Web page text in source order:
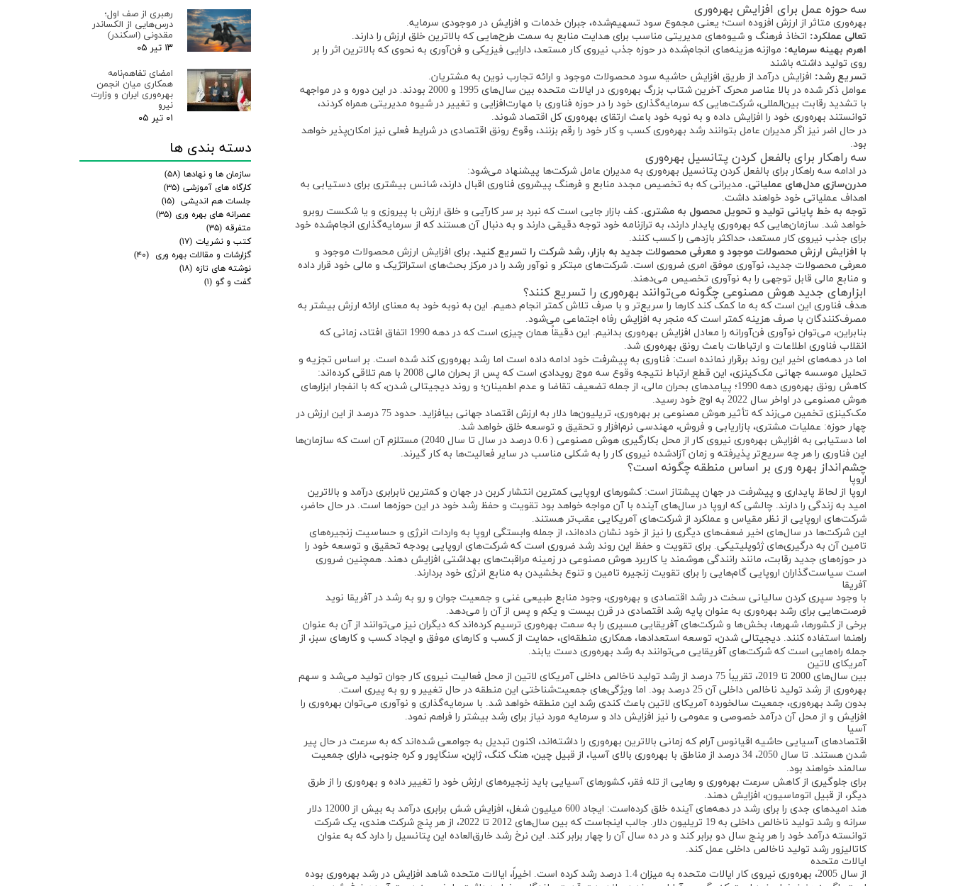
سه حوزه عمل برای افزایش بهره‌وری
بهره‌وری متاثر از ارزش افزوده است؛ یعنی مجموع سود تسهیم‌شده، جبران خدمات و افزایش در موجودی سرمایه.
تعالی عملکرد: اتخاذ فرهنگ و شیوه‌های مدیریتی مناسب برای هدایت منابع به سمت طرح‌هایی که بالاترین خلق ارزش را دارند.
اهرم بهینه سرمایه: موازنه هزینه‌های انجام‌شده در حوزه جذب نیروی کار مستعد، دارایی فیزیکی و فن‌آوری به نحوی که بالاترین اثر را بر
روی تولید داشته باشند
تسریع رشد: افزایش درآمد از طریق افزایش حاشیه سود محصولات موجود و ارائه تجارب نوین به مشتریان.
عوامل ذکر شده در بالا عناصر محرک آخرین شتاب بزرگ بهره‌وری در ایالات متحده بین سال‌های 1995 و 2000 بودند. در این دوره و در مواجهه
با تشدید رقابت بین‌المللی، شرکت‌هایی که سرمایه‌گذاری خود را‌ در حوزه فناوری با مهارت‌افزایی و تغییر در شیوه مدیریتی همراه کردند،
توانستند بهره‌وری خود را افزایش داده و به نوبه خود باعث ارتقای بهره‌وری کل اقتصاد شوند.
در حال اضر نیز اگر مدیران عامل بتوانند رشد بهره‌وری کسب و کار خود را رقم بزنند، وقوع رونق اقتصادی در شرایط فعلی نیز امکان‌پذیر خواهد
بود.
سه راهکار برای بالفعل کردن پتانسیل بهره‌وری
در ادامه سه راهکار برای بالفعل کردن پتانسیل بهره‌وری به مدیران عامل شرکت‌ها پیشنهاد می‌شود:
مدرن‌سازی مدل‌های عملیاتی. مدیرانی که به تخصیص مجدد منابع و فرهنگ پیشروی فناوری اقبال دارند، شانس بیشتری برای دستیابی به
اهداف عملیاتی خود خواهند داشت.
توجه به خط پایانی تولید و تحویل محصول به مشتری.کف بازار جایی است که نبرد بر سر کارآیی و خلق ارزش با پیروزی و یا شکست روبرو
خواهد شد. سازمان‌هایی که بهره‌وری پایدار دارند، به ترازنامه خود توجه دقیقی دارند و به دنبال آن هستند که از سرمایه‌گذاری انجام‌شده خود
برای جذب نیروی کار مستعد، حداکثر بازدهی را کسب کنند.
با افزایش ارزش محصولات موجود و معرفی محصولات جدید به بازار، رشد شرکت را تسریع کنید. برای افزایش ارزش محصولات موجود و
معرفی محصولات جدید، نوآوری موفق امری ضروری است. شرکت‌های مبتکر و نوآور رشد را در مرکز بحث‌های استراتژیک و مالی خود قرار داده
و منابع مالی قابل توجهی را به نوآوری تخصیص می‌دهند.
ابزارهای جدید هوش مصنوعی چگونه می‌توانند بهره‌وری را تسریع کنند؟
هدف فناوری این است که به ما کمک کند کارها را سریع‌تر و با صرف تلاش کمتر انجام دهیم. این به نوبه خود به معنای ارائه ارزش بیشتر به
مصرف‌کنندگان با صرف هزینه کمتر است که منجر به افزایش رفاه اجتماعی می‌شود.
بنابراین، می‌توان نوآوری فن‌آورانه را معادل افزایش بهره‌وری بدانیم. این دقیقاً همان چیزی است که در دهه 1990 اتفاق افتاد، زمانی که
انقلاب فناوری اطلاعات و ارتباطات باعث رونق بهره‌وری شد.
اما در دهه‌های اخیر این روند برقرار نمانده است: فناوری به پیشرفت خود ادامه داده است اما رشد بهره‌وری کند شده است. بر اساس تجزیه و
تحلیل موسسه جهانی مک‌کینزی، این قطع ارتباط نتیجه وقوع سه موج رویدادی است که پس از بحران مالی 2008 با هم تلاقی کرده‌اند:
کاهش رونق بهره‌وری دهه 1990؛ پیامدهای بحران مالی، از جمله تضعیف تقاضا و عدم اطمینان؛ و روند دیجیتالی شدن، که با انفجار ابزارهای
هوش مصنوعی در اواخر سال 2022 به اوج خود رسید.
مک‌کینزی تخمین می‌زند که تأثیر هوش مصنوعی بر بهره‌وری، تریلیون‌ها دلار به ارزش اقتصاد جهانی بیافزاید. حدود 75 درصد از این ارزش در
چهار حوزه: عملیات مشتری، بازاریابی و فروش، مهندسی نرم‌افزار و تحقیق و توسعه خلق خواهد شد.
اما دستیابی به افزایش بهره‌وری نیروی کار از محل بکارگیری هوش مصنوعی ( 0.6 درصد در سال تا سال 2040) مستلزم آن است که سازمان‌ها
این فناوری را هر چه سریع‌تر پذیرفته و زمان آزادشده نیروی کار را به شکلی مناسب در سایر فعالیت‌ها به کار گیرند.
چشم‌انداز بهره وری بر اساس منطقه چگونه است؟
اروپا
اروپا از لحاظ پایداری و پیشرفت در جهان پیشتاز است: کشورهای اروپایی کمترین انتشار کربن در جهان و کمترین نابرابری درآمد و بالاترین
امید به زندگی را دارند. چالشی که اروپا در سال‌های آینده با آن مواجه خواهد بود تقویت و حفظ رشد خود در این حوزه‌ها است. در حال حاضر،
شرکت‌های اروپایی از نظر مقیاس و عملکرد از شرکت‌های آمریکایی عقب‌تر هستند.
این شرکت‌ها در سال‌های اخیر ضعف‌های دیگری را نیز از خود نشان داده‌اند، از جمله وابستگی اروپا به واردات انرژی و حساسیت زنجیره‌های
تامین آن به درگیری‌های ژئوپلیتیکی. برای تقویت و حفظ این روند رشد ضروری است که شرکت‌های اروپایی بودجه تحقیق و توسعه خود را
در حوزه‌های جدید رقابت، مانند رانندگی هوشمند یا کاربرد هوش مصنوعی در زمینه مراقبت‌های بهداشتی افزایش دهند. همچنین ضروری
است سیاست‌گذاران اروپایی گام‌هایی را برای تقویت زنجیره تامین و تنوع بخشیدن به منابع انرژی خود بردارند.
آفریقا
با وجود سپری کردن سالیانی سخت در رشد اقتصادی و بهره‌وری، وجود منابع طبیعی غنی و جمعیت جوان و رو به رشد در آفریقا نوید
فرصت‌هایی برای رشد بهره‌وری به عنوان پایه رشد اقتصادی در قرن بیست و یکم و پس از آن را می‌دهد.
برخی از کشورها، شهرها، بخش‌ها و شرکت‌های آفریقایی مسیری را به سمت بهره‌وری ترسیم کرده‌اند که دیگران نیز می‌توانند از آن به عنوان
راهنما استفاده کنند. دیجیتالی شدن، توسعه استعدادها، همکاری منطقه‌ای، حمایت از کسب و کارهای موفق و ایجاد کسب و کارهای سبز، از
جمله راه‌هایی است که شرکت‌های آفریقایی می‌توانند به رشد بهره‌وری دست یابند.
آمریکای لاتین
بین سال‌های 2000 تا 2019، تقریباً 75 درصد از رشد تولید ناخالص داخلی آمریکای لاتین از محل فعالیت نیروی کار جوان تولید می‌شد و سهم
بهره‌وری از رشد تولید ناخالص داخلی آن 25 درصد بود. اما ویژگی‌های جمعیت‌شناختی این منطقه در حال تغییر و رو به پیری است.
بدون رشد بهره‌وری، جمعیت سالخورده آمریکای لاتین باعث کندی رشد این منطقه خواهد شد. با سرمایه‌گذاری و نوآوری می‌توان بهره‌وری را
افزایش و از محل آن درآمد خصوصی و عمومی را نیز افزایش داد و سرمایه مورد نیاز برای رشد بیشتر را فراهم نمود.
آسیا
اقتصادهای آسیایی حاشیه اقیانوس آرام که زمانی بالاترین بهره‌وری را داشته‌اند، اکنون تبدیل به جوامعی شده‌اند که به سرعت در حال پیر
شدن هستند. تا سال 2050، 34 درصد از مناطق با بهره‌وری بالای آسیا، از قبیل چین، هنگ کنگ، ژاپن، سنگاپور و کره جنوبی، دارای جمعیت
سالمند خواهند بود.
برای جلوگیری از کاهش سرعت بهره‌وری و رهایی از تله فقر، کشورهای آسیایی باید زنجیره‌های ارزش خود را تغییر داده و بهره‌وری را از طرق
دیگر، از قبیل اتوماسیون، افزایش دهند.
هند امیدهای جدی را برای رشد در دهه‌های آینده خلق کرده‌است: ایجاد 600 میلیون شغل، افزایش شش برابری درآمد به بیش از 12000 دلار
سرانه و رشد تولید ناخالص داخلی به 19 تریلیون دلار. جالب اینجاست که بین سال‌های 2012 تا 2022، از هر پنج شرکت هندی، یک شرکت
توانسته درآمد خود را هر پنج سال دو برابر کند و در ده سال آن را چهار برابر کند. این نرخ رشد خارق‌العاده این پتانسیل را دارد که به عنوان
کاتالیزور رشد تولید ناخالص داخلی عمل کند.
ایالات متحده
از سال 2005، بهره‌وری نیروی کار ایالات متحده به میزان 1.4 درصد رشد کرده است. اخیراً، ایالات متحده شاهد افزایش در رشد بهره‌وری بوده
رهبری از صف اول؛
درس‌هایی از الکساندر
مقدونی (اسکندر)
۱۳ تیر ۰۵
امضای تفاهم‌نامه
همکاری میان انجمن
بهره‌وری ایران و وزارت
نیرو
۰۱ تیر ۰۵
دسته بندی ها
سازمان ها و نهادها (۵۸)
کارگاه های آموزشی (۳۵)
جلسات هم اندیشی (۱۵)
عصرانه های بهره وری (۳۵)
متفرقه (۳۵)
کتب و نشریات (۱۷)
گزارشات و مقالات بهره وری
(۴۰)
نوشته های تازه (۱۸)
گفت و گو (۱)